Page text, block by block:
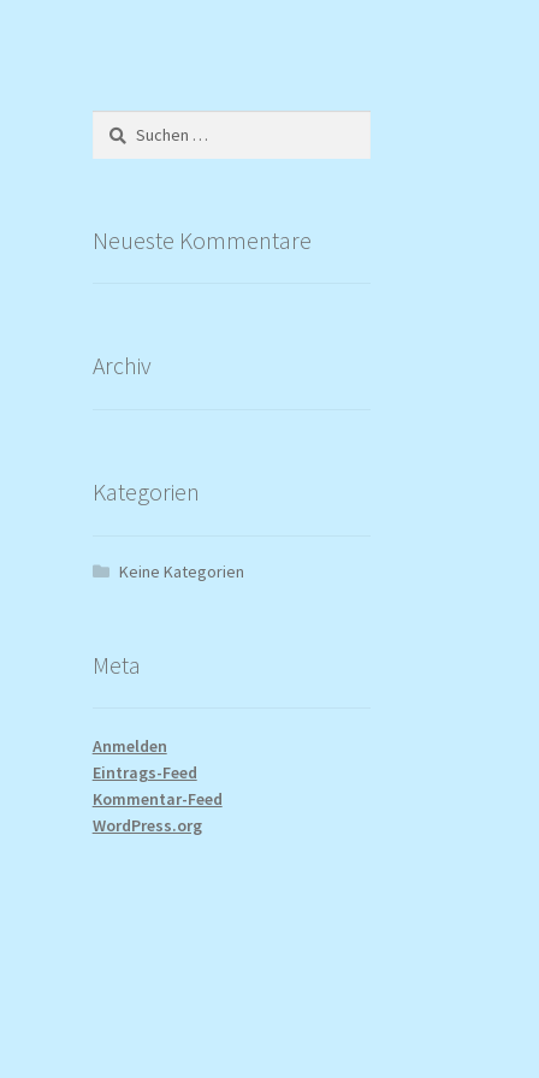
Suchen
nach:
Neueste Kommentare
Archiv
Kategorien
Keine Kategorien
Meta
Anmelden
Eintrags-Feed
Kommentar-Feed
WordPress.org